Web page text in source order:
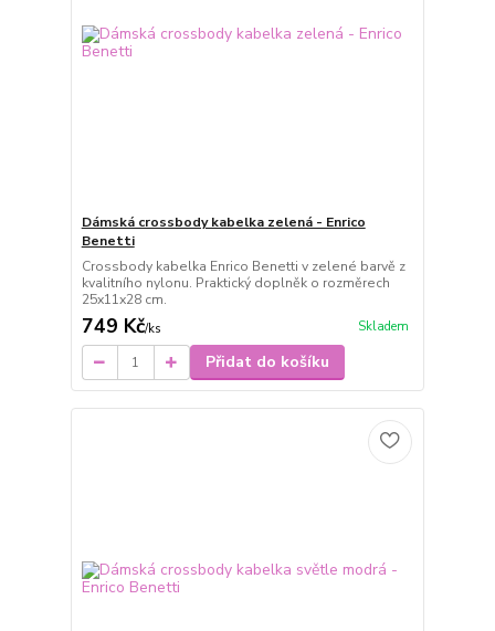
Dámská crossbody kabelka zelená - Enrico
Benetti
Crossbody kabelka Enrico Benetti v zelené barvě z
kvalitního nylonu. Praktický doplněk o rozměrech
25x11x28 cm.
749 Kč/ks Skladem
Přidat do košíku